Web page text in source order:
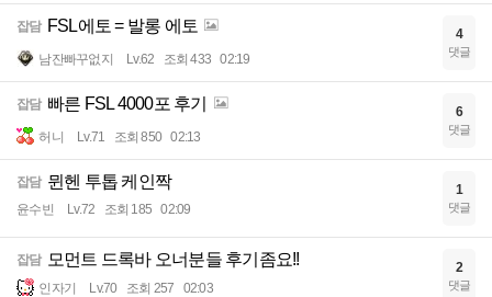
잡담 FSL에토 = 발롱 에토
남잔빠꾸없지 Lv.62 조회 433 02:19
4
댓글
잡담 빠른 FSL 4000포 후기
허니 Lv.71 조회 850 02:13
6
댓글
잡담 뮌헨 투톱 케인짝
윤수빈 Lv.72 조회 185 02:09
1
댓글
잡담 모먼트 드록바 오너분들 후기좀요!!
인자기 Lv.70 조회 257 02:03
2
댓글